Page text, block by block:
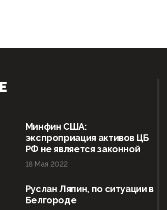
Минфин США:
экспроприация активов ЦБ
РФ не является законной
18 Мая 2022
Руслан Ляпин, по ситуации в
Белгороде